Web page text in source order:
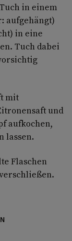
in einem
aufgehängt)
in eine
Tuch dabei
mit
und
aufkochen,
lassen.
Flaschen